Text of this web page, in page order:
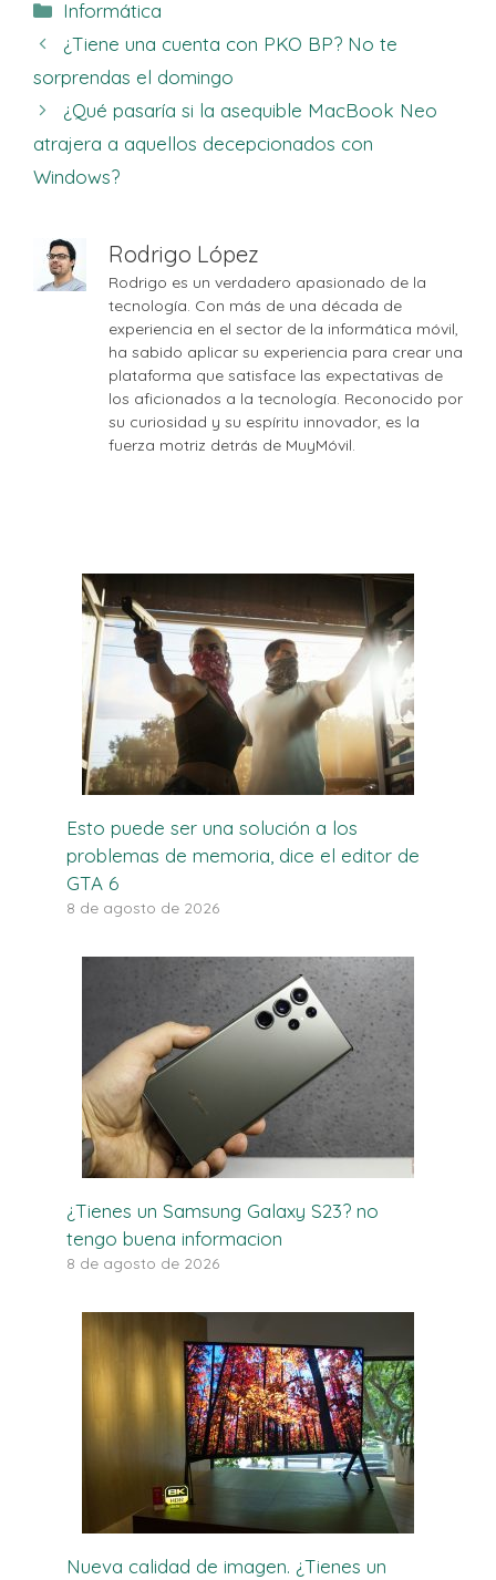
Categorías
Informática
¿Tiene una cuenta con PKO BP? No te
sorprendas el domingo
¿Qué pasaría si la asequible MacBook Neo
atrajera a aquellos decepcionados con
Windows?
Rodrigo López
Rodrigo es un verdadero apasionado de la
tecnología. Con más de una década de
experiencia en el sector de la informática móvil,
ha sabido aplicar su experiencia para crear una
plataforma que satisface las expectativas de
los aficionados a la tecnología. Reconocido por
su curiosidad y su espíritu innovador, es la
fuerza motriz detrás de MuyMóvil.
Esto puede ser una solución a los
problemas de memoria, dice el editor de
GTA 6
8 de agosto de 2026
¿Tienes un Samsung Galaxy S23? no
tengo buena informacion
8 de agosto de 2026
Nueva calidad de imagen. ¿Tienes un